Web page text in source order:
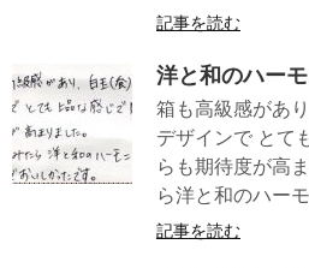
記事を読む
洋と和のハー
箱も高級感があ
デザインで とて
らも期待度が高
ら洋と和のハー
記事を読む